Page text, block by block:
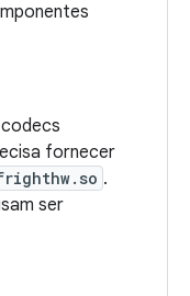
fornecer
.
ser